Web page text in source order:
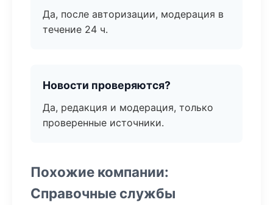
Да, после авторизации, модерация в
течение 24 ч.
Новости проверяются?
Да, редакция и модерация, только
проверенные источники.
Похожие компании:
Справочные службы